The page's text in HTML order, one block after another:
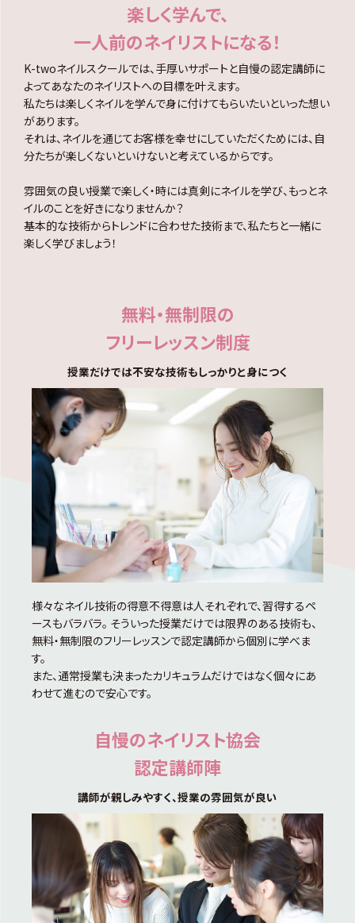
楽しく学んで、
一人前のネイリストになる！
K-twoネイルスクールでは、手厚いサポートと自慢の認定講師に
よってあなたのネイリストへの目標を叶えます。
私たちは楽しくネイルを学んで身に付けてもらいたいといった想い
があります。
それは、ネイルを通じてお客様を幸せにしていただくためには、自
分たちが楽しくないといけないと考えているからです。
雰囲気の良い授業で楽しく・時には真剣にネイルを学び、もっとネ
イルのことを好きになりませんか？
基本的な技術からトレンドに合わせた技術まで、私たちと一緒に
楽しく学びましょう！
無料・無制限の
フリーレッスン制度
授業だけでは不安な技術もしっかりと身につく
様々なネイル技術の得意不得意は人それぞれで、習得するペ
ースもバラバラ。 そういった授業だけでは限界のある技術も、
無料・無制限のフリーレッスンで認定講師から個別に学べま
す。
また、通常授業も決まったカリキュラムだけではなく個々にあ
わせて進むので安心です。
自慢のネイリスト協会
認定講師陣
講師が親しみやすく、授業の雰囲気が良い